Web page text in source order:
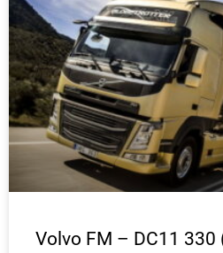
Volvo FM – DC11 330